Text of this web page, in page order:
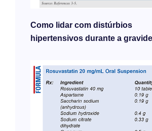
Como lidar com distúrbios
hipertensivos durante a